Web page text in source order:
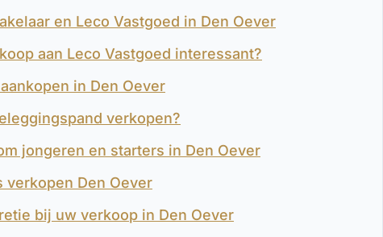
en Leco Vastgoed in Den Oever
aan Leco Vastgoed interessant?
in Den Oever
verkopen?
jongeren en starters in Den Oever
verkopen Den Oever
bij uw verkoop in Den Oever